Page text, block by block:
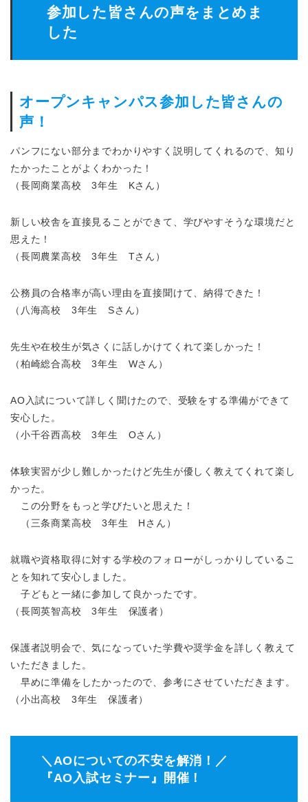
参加した皆さんの声をまとめま
した
オープンキャンパス参加した皆さんの
声！
パンフにない部分までわかりやすく説明してくれるので、知り
たかったことがよくわかった！
（長岡商業高校 3年生 Kさん）
新しい校舎を直接見ることができて、学びやすそうな環境だと
思えた！
（長岡農業高校 3年生 Tさん）
公務員の合格率が高い理由を直接聞けて、納得できた！
（八海高校 3年生 Sさん）
先生や在校生が気さくに話しかけてくれて楽しかった！
（柏崎総合高校 3年生 Wさん）
AO入試について詳しく聞けたので、受験をする準備ができて
安心した。
（小千谷西高校 3年生 Oさん）
体験実習が少し難しかったけど先生が優しく教えてくれて楽し
かった。
この分野をもっと学びたいと思えた！
（三条商業高校 3年生 Hさん）
就職や資格取得に対する学校のフォローがしっかりしているこ
とを知れて安心しました。
子どもと一緒に参加して良かったです。
（長岡英智高校 3年生 保護者）
保護者説明会で、気になっていた学費や奨学金を詳しく教えて
いただきました。
早めに準備をしたかったので、参考にさせていただきます。
（小出高校 3年生 保護者）
＼AOについての不安を解消！／
『AO入試セミナー』開催！